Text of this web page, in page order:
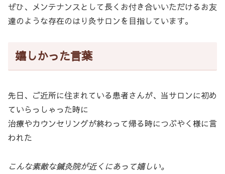
ぜひ、メンテナンスとして長くお付き合いいただけるお友
達のような存在のはり灸サロンを目指しています。
嬉しかった言葉
先日、ご近所に住まれている患者さんが、当サロンに初め
ていらっしゃった時に
治療やカウンセリングが終わって帰る時につぶやく様に言
われた
こんな素敵な鍼灸院が近くにあって嬉しい。